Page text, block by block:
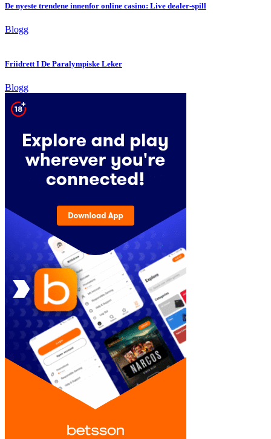
De nyeste trendene innenfor online casino: Live dealer-spill
Blogg
Friidrett I De Paralympiske Leker
Blogg